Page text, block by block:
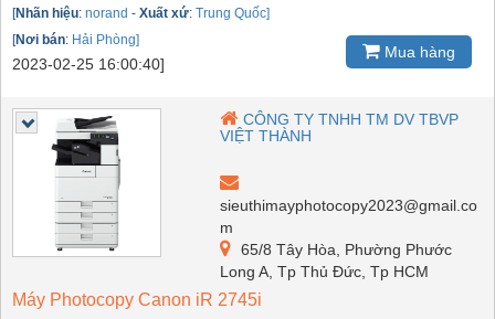
[Nhãn hiệu: norand - Xuất xứ: Trung Quốc]
[Nơi bán: Hải Phòng]
2023-02-25 16:00:40]
Mua hàng
CÔNG TY TNHH TM DV TBVP
VIỆT THÀNH
sieuthimayphotocopy2023@gmail.co
m
65/8 Tây Hòa, Phường Phước
Long A, Tp Thủ Đức, Tp HCM
Máy Photocopy Canon iR 2745i